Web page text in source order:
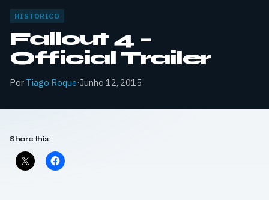
HISTORICO
Fallout 4 –
Official Trailer
Por Tiago Roque·Junho 12, 2015
Share this: